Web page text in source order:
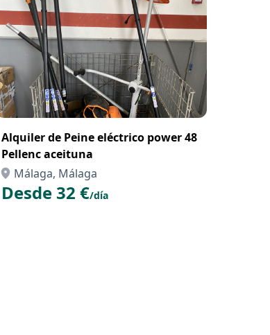
Alquiler de Peine eléctrico power 48
Pellenc aceituna
Málaga, Málaga
Desde 32 €/día